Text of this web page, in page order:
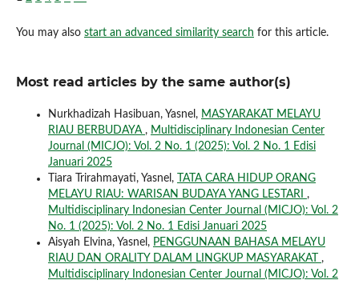
You may also start an advanced similarity search for this article.
Most read articles by the same author(s)
Nurkhadizah Hasibuan, Yasnel, MASYARAKAT MELAYU
RIAU BERBUDAYA , Multidisciplinary Indonesian Center
Journal (MICJO): Vol. 2 No. 1 (2025): Vol. 2 No. 1 Edisi
Januari 2025
Tiara Trirahmayati, Yasnel,
TATA CARA HIDUP ORANG
MELAYU RIAU: WARISAN BUDAYA YANG LESTARI ,
Multidisciplinary Indonesian Center Journal (MICJO): Vol. 2
No. 1 (2025): Vol. 2 No. 1 Edisi Januari 2025
Aisyah Elvina, Yasnel, PENGGUNAAN BAHASA MELAYU
RIAU DAN ORALITY DALAM LINGKUP MASYARAKAT ,
Multidisciplinary Indonesian Center Journal (MICJO): Vol. 2